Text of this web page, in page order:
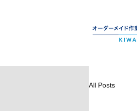
All Posts